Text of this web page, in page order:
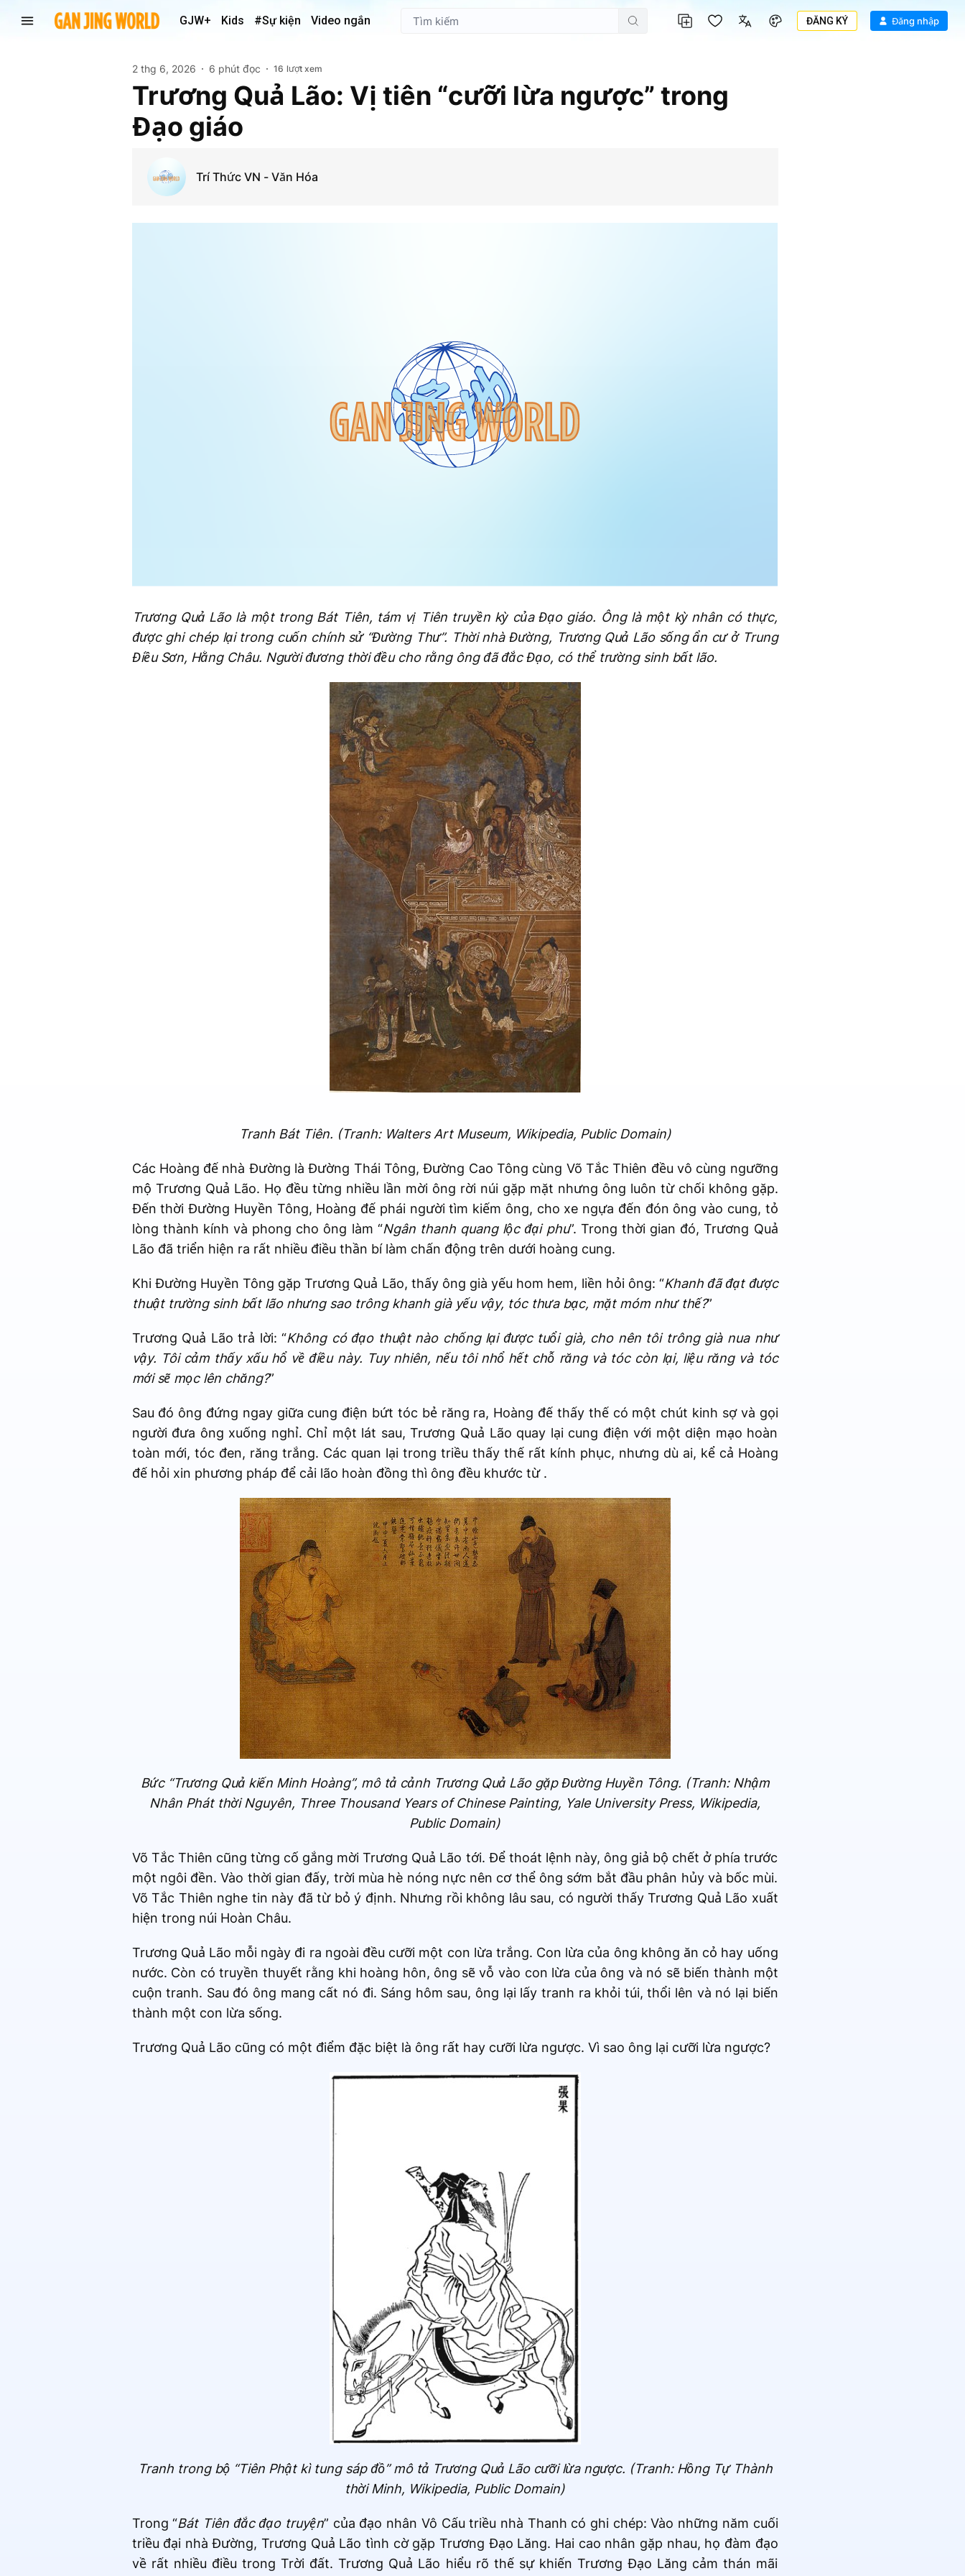
GJW+ Kids #Sự kiện Video ngắn ĐĂNG KÝ Đăng nhập
2 thg 6, 2026 6 phút đọc 16 lượt xem
Trương Quả Lão: Vị tiên “cưỡi lừa ngược” trong
Đạo giáo
Trí Thức VN - Văn Hóa
Trương Quả Lão là một trong Bát Tiên, tám vị Tiên truyền kỳ của Đạo giáo. Ông là một kỳ nhân có thực,
được ghi chép lại trong cuốn chính sử “Đường Thư”. Thời nhà Đường, Trương Quả Lão sống ẩn cư ở Trung
Điều Sơn, Hằng Châu. Người đương thời đều cho rằng ông đã đắc Đạo, có thể trường sinh bất lão.
Tranh Bát Tiên. (Tranh: Walters Art Museum, Wikipedia, Public Domain)
Các Hoàng đế nhà Đường là Đường Thái Tông, Đường Cao Tông cùng Võ Tắc Thiên đều vô cùng ngưỡng
mộ Trương Quả Lão. Họ đều từng nhiều lần mời ông rời núi gặp mặt nhưng ông luôn từ chối không gặp.
Đến thời Đường Huyền Tông, Hoàng đế phái người tìm kiếm ông, cho xe ngựa đến đón ông vào cung, tỏ
lòng thành kính và phong cho ông làm “Ngân thanh quang lộc đại phu”. Trong thời gian đó, Trương Quả
Lão đã triển hiện ra rất nhiều điều thần bí làm chấn động trên dưới hoàng cung.
Khi Đường Huyền Tông gặp Trương Quả Lão, thấy ông già yếu hom hem, liền hỏi ông: “Khanh đã đạt được
thuật trường sinh bất lão nhưng sao trông khanh già yếu vậy, tóc thưa bạc, mặt móm như thế?”
Trương Quả Lão trả lời: “Không có đạo thuật nào chống lại được tuổi già, cho nên tôi trông già nua như
vậy. Tôi cảm thấy xấu hổ về điều này. Tuy nhiên, nếu tôi nhổ hết chỗ răng và tóc còn lại, liệu răng và tóc
mới sẽ mọc lên chăng?”
Sau đó ông đứng ngay giữa cung điện bứt tóc bẻ răng ra, Hoàng đế thấy thế có một chút kinh sợ và gọi
người đưa ông xuống nghỉ. Chỉ một lát sau, Trương Quả Lão quay lại cung điện với một diện mạo hoàn
toàn mới, tóc đen, răng trắng. Các quan lại trong triều thấy thế rất kính phục, nhưng dù ai, kể cả Hoàng
đế hỏi xin phương pháp để cải lão hoàn đồng thì ông đều khước từ .
Bức “Trương Quả kiến Minh Hoàng”, mô tả cảnh Trương Quả Lão gặp Đường Huyền Tông. (Tranh: Nhậm
Nhân Phát thời Nguyên, Three Thousand Years of Chinese Painting, Yale University Press, Wikipedia,
Public Domain)
Võ Tắc Thiên cũng từng cố gắng mời Trương Quả Lão tới. Để thoát lệnh này, ông giả bộ chết ở phía trước
một ngôi đền. Vào thời gian đấy, trời mùa hè nóng nực nên cơ thể ông sớm bắt đầu phân hủy và bốc mùi.
Võ Tắc Thiên nghe tin này đã từ bỏ ý định. Nhưng rồi không lâu sau, có người thấy Trương Quả Lão xuất
hiện trong núi Hoàn Châu.
Trương Quả Lão mỗi ngày đi ra ngoài đều cưỡi một con lừa trắng. Con lừa của ông không ăn cỏ hay uống
nước. Còn có truyền thuyết rằng khi hoàng hôn, ông sẽ vỗ vào con lừa của ông và nó sẽ biến thành một
cuộn tranh. Sau đó ông mang cất nó đi. Sáng hôm sau, ông lại lấy tranh ra khỏi túi, thổi lên và nó lại biến
thành một con lừa sống.
Trương Quả Lão cũng có một điểm đặc biệt là ông rất hay cưỡi lừa ngược. Vì sao ông lại cưỡi lừa ngược?
Tranh trong bộ “Tiên Phật kì tung sáp đồ” mô tả Trương Quả Lão cưỡi lừa ngược. (Tranh: Hồng Tự Thành
thời Minh, Wikipedia, Public Domain)
Trong “Bát Tiên đắc đạo truyện” của đạo nhân Vô Cấu triều nhà Thanh có ghi chép: Vào những năm cuối
triều đại nhà Đường, Trương Quả Lão tình cờ gặp Trương Đạo Lăng. Hai cao nhân gặp nhau, họ đàm đạo
về rất nhiều điều trong Trời đất. Trương Quả Lão hiểu rõ thế sự khiến Trương Đạo Lăng cảm thán mãi